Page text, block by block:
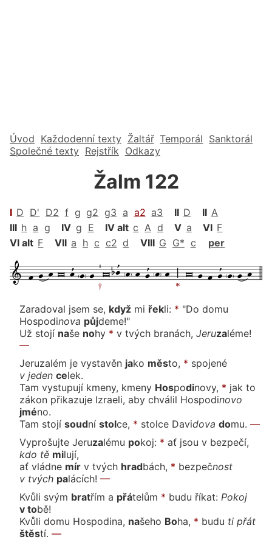
Úvod Každodenní texty Žaltář Temporál Sanktorál
Společné texty Rejstřík Odkazy
Žalm 122
I D D' D2 f g g2 g3 a a2 a3 II D II A
III h a g IV g E IV alt c A d V a VI F
VI alt F VII a h c c2 d VIII G G* c per
Zaradoval jsem se, když mi řekli: * "Do domu
Hospodinova půjdeme!"
Už stojí naše nohy * v tvých branách, Jeruzaléme!
—
Jeruzalém je vystavěn jako město, * spojené
v jeden celek.
Tam vystupují kmeny, kmeny Hospodinovy, * jak to
zákon přikazuje Izraeli, aby chválil Hospodinovo
jméno.
Tam stojí soudní stolce, * stolce Davidova domu. —
Vyprošujte Jeruzalému pokoj: * ať jsou v bezpečí,
kdo tě milují,
ať vládne mír v tvých hradbách, * bezpečnost
v tvých palácích! —
Kvůli svým bratřím a přátelům * budu říkat: Pokoj
v tobě!
Kvůli domu Hospodina, našeho Boha, * budu ti přát
štěstí. —